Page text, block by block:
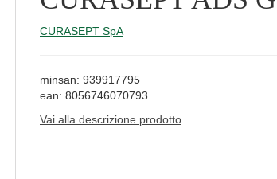
CURASEPT SpA
minsan: 939917795
ean: 8056746070793
Vai alla descrizione prodotto